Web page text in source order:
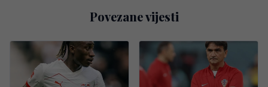
Povezane vijesti